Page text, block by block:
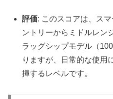
評価: このスコアは、ス
ントリーからミドルレン
ラッグシップモデル（
りますが、日常的な使用
揮するレベルです。